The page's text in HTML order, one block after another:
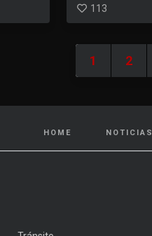
113
1 2
HOME NOTICIAS